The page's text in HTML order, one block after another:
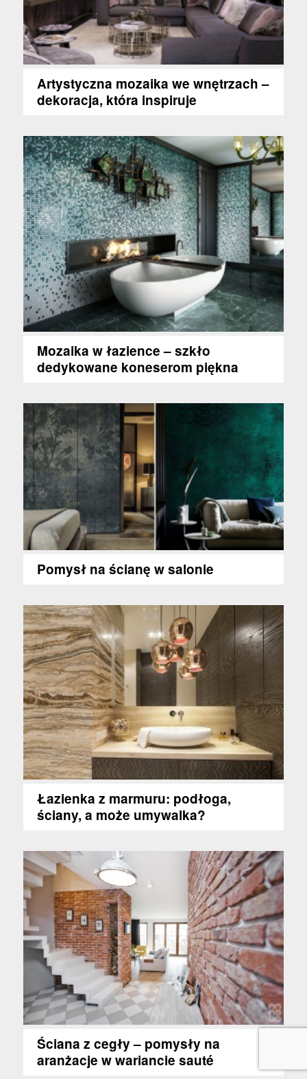
Artystyczna mozaika we wnętrzach –
dekoracja, która inspiruje
Mozaika w łazience – szkło
dedykowane koneserom piękna
Pomysł na ścianę w salonie
Łazienka z marmuru: podłoga,
ściany, a może umywalka?
Ściana z cegły – pomysły na
aranżacje w wariancie sauté